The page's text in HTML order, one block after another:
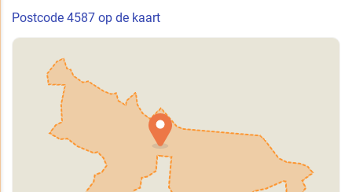
Postcode 4587 op de kaart